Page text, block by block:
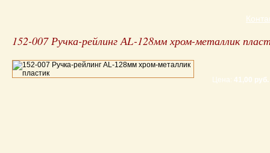
152-007 Ручка-рейлинг АL-128мм хром-металлик
Цена: 41,00 руб.